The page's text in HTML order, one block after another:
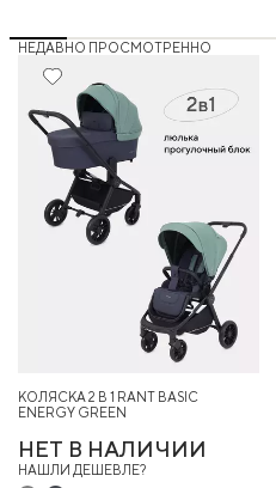
НЕДАВНО ПРОСМОТРЕННО
КОЛЯСКА 2 В 1 RANT BASIC
ENERGY GREEN
НЕТ В НАЛИЧИИ
НАШЛИ ДЕШЕВЛЕ?